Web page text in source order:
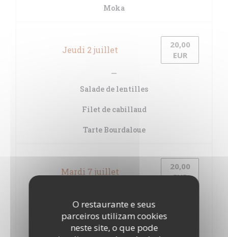
O restaurante e seus
parceiros utilizam cookies
neste site, o que pode
Moka
Jeudi 2 juillet
20,00
EUR
Salade de lentilles
Filet de cabillaud
Tarte Bourdaloue
Mardi 7 juillet
20,00
EUR
Salade de pommes de terre
Bavette Aloyau, galettes de pommes de terre